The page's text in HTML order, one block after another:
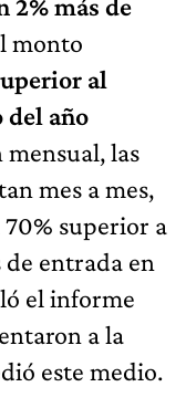
2% más de
monto
al
del año
mensual, las
mes a mes,
superior a
entrada en
el informe
a la
este medio.